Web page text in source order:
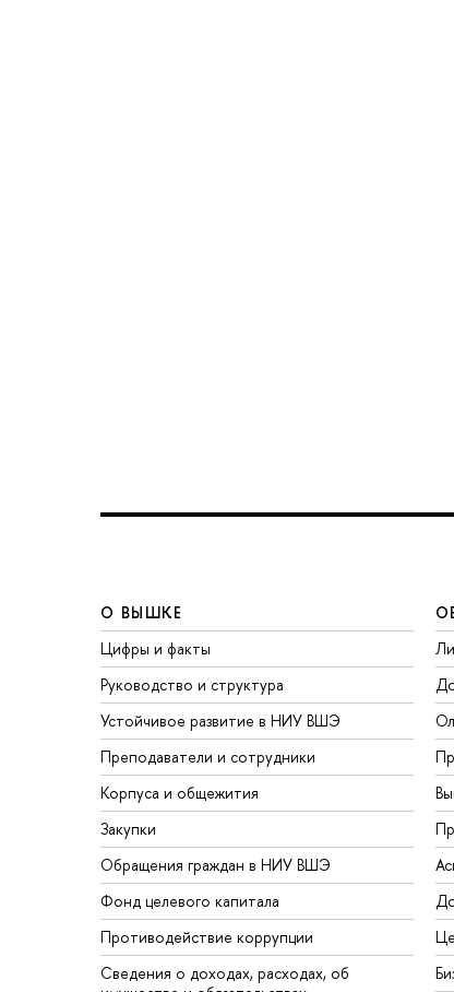
О ВЫШКЕ
Цифры и факты
Руководство и структура
Устойчивое развитие в НИУ ВШЭ
Преподаватели и сотрудники
Корпуса и общежития
Закупки
Обращения граждан в НИУ ВШЭ
Фонд целевого капитала
Противодействие коррупции
Сведения о доходах, расходах, об